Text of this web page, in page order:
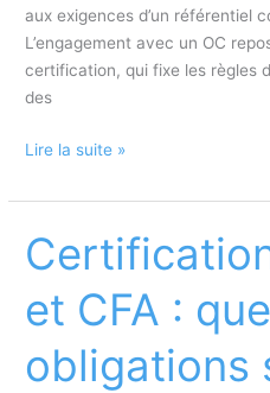
aux exigences d’un référentiel
L’engagement avec un OC
certification, qui fixe les règles
des
Quelle
la
d’engagement
un
certificateur
Lire la suite »
et CFA :
obligations